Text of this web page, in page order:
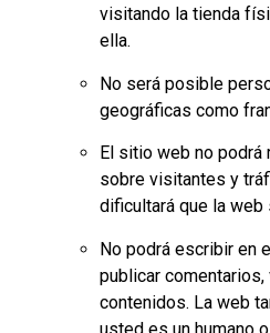
visitando la tienda
ella.
No será posible
geográficas como
El sitio web no
sobre visitantes y
dificultará que la web
No podrá escribir en
publicar comentarios,
contenidos. La web
usted es un humano